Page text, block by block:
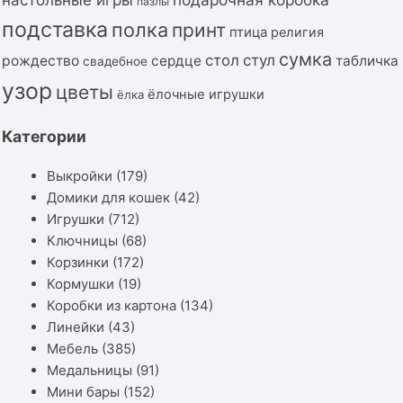
подставка полка принт птица религия
рождество свадебное сердце стол стул сумка табличка
узор цветы ёлка ёлочные игрушки
Категории
Выкройки (179)
Домики для кошек (42)
Игрушки (712)
Ключницы (68)
Корзинки (172)
Кормушки (19)
Коробки из картона (134)
Линейки (43)
Мебель (385)
Медальницы (91)
Мини бары (152)